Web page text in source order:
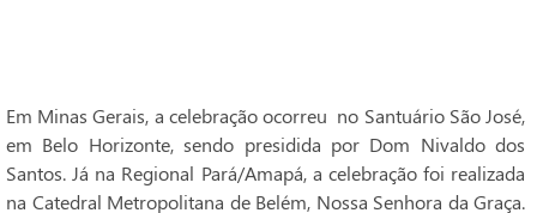
Em Minas Gerais, a celebração ocorreu no Santuário São José,
em Belo Horizonte, sendo presidida por Dom Nivaldo dos
Santos. Já na Regional Pará/Amapá, a celebração foi realizada
na Catedral Metropolitana de Belém, Nossa Senhora da Graça.